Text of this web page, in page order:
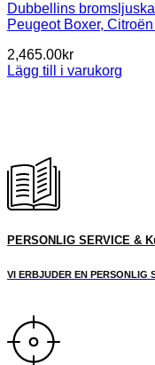
Dubbellins
Peugeot Boxer,
2,465.00kr
Lägg till i varukorg
PERSONLIG SERVICE &
VI ERBJUDER EN PERSONLIG